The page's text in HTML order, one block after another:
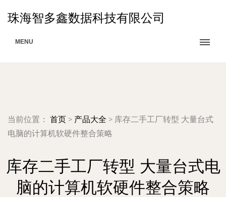
珠海智多鑫数据科技有限公司
MENU
当前位置： 首页 > 产品大全 > 库存二手工厂转型 大量台式
电脑的计算机软硬件整合策略
库存二手工厂转型 大量台式电
脑的计算机软硬件整合策略